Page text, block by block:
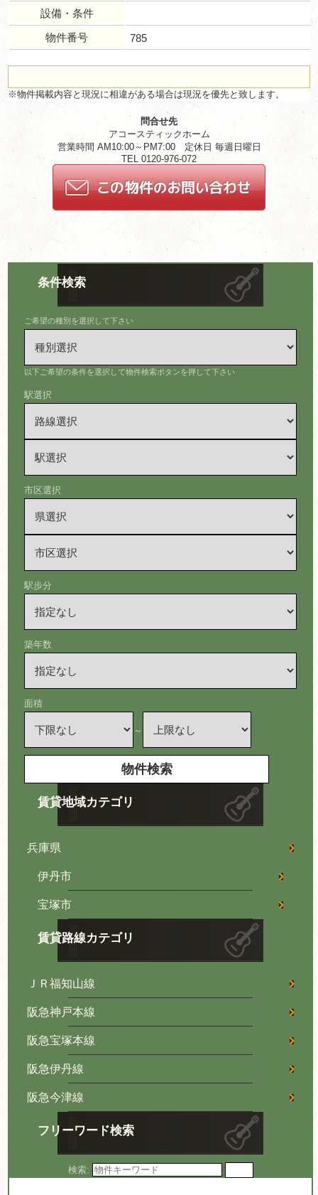
条件検索
ご希望の種別を選択して下さい
以下ご希望の条件を選択して物件検索ボタンを押して下さい
駅選択
市区選択
駅歩分
築年数
面積
～
賃貸地域カテゴリ
兵庫県
伊丹市
宝塚市
賃貸路線カテゴリ
ＪＲ福知山線
阪急神戸本線
阪急宝塚本線
阪急伊丹線
阪急今津線
フリーワード検索
検索:
設備・条件
物件番号
785
※物件掲載内容と現況に相違がある場合は現況を優先と致します。
問合せ先
アコースティックホーム
営業時間 AM10:00～PM7:00 定休日 毎週日曜日
TEL 0120-976-072